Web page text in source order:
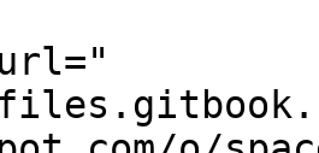
url="